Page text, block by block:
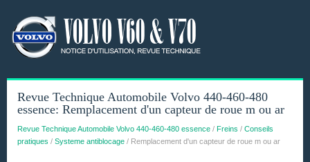
Revue Technique Automobile Volvo 440-460-480
essence: Remplacement d'un capteur de roue m ou ar
Revue Technique Automobile Volvo 440-460-480 essence / Freins / Conseils
pratiques / Systeme antiblocage / Remplacement d'un capteur de roue m ou ar